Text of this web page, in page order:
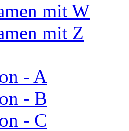
mit W
mit Z
- A
- B
- C